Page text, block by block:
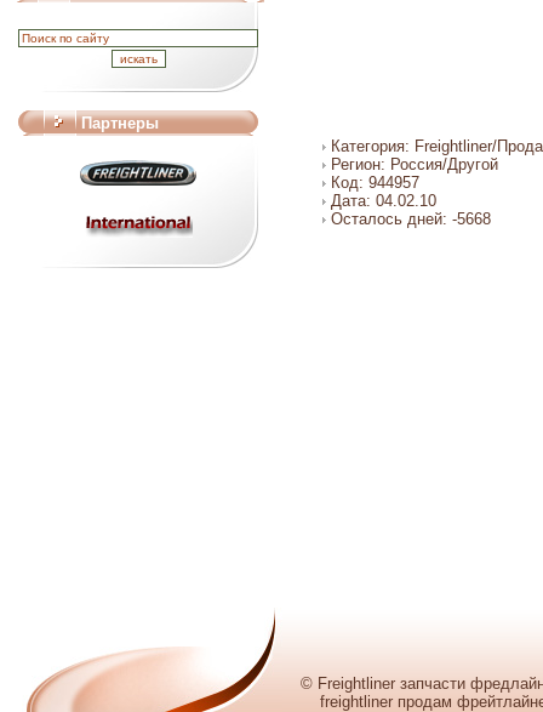
Партнеры
Категория: Freightliner/
Регион: Россия/Другой
Код: 944957
Дата: 04.02.10
Осталось дней: -5668
© Freightliner запчасти
freightliner продам